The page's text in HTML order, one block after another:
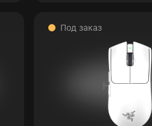
Под заказ